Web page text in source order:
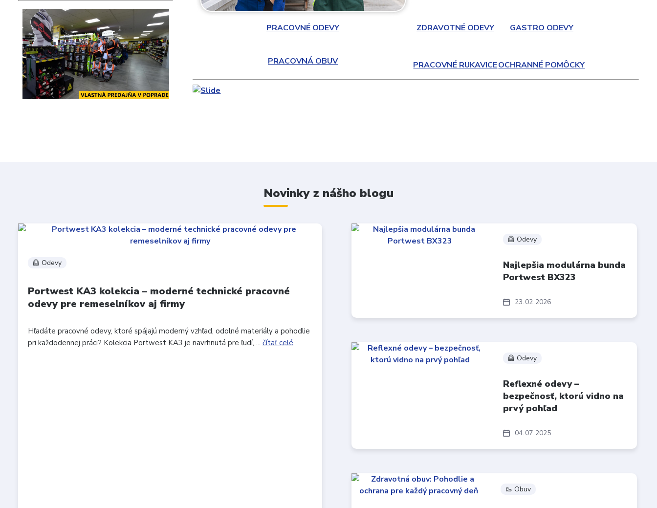
PRACOVNÉ ODEVY ZDRAVOTNÉ ODEVY GASTRO ODEVY
PRACOVNÁ OBUV PRACOVNÉ RUKAVICEOCHRANNÉ POMÔCKY
Novinky z nášho blogu
🦺 Odevy
Portwest KA3 kolekcia – moderné technické pracovné
odevy pre remeselníkov aj firmy
Hľadáte pracovné odevy, ktoré spájajú moderný vzhľad, odolné materiály a pohodlie
pri každodennej práci? Kolekcia Portwest KA3 je navrhnutá pre ľudí, ... čítať celé
23 02 2026
🦺 Odevy
Najlepšia modulárna bunda
Portwest BX323
04 07 2025
🦺 Odevy
Reflexné odevy –
bezpečnosť, ktorú vidno na
prvý pohľad
🥾 Obuv